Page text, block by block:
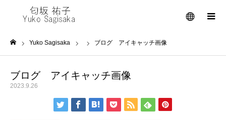
メニュー
Yuko Sagisaka ブログ アイキャッチ画像
ブログ アイキャッチ画像
2023.9.26